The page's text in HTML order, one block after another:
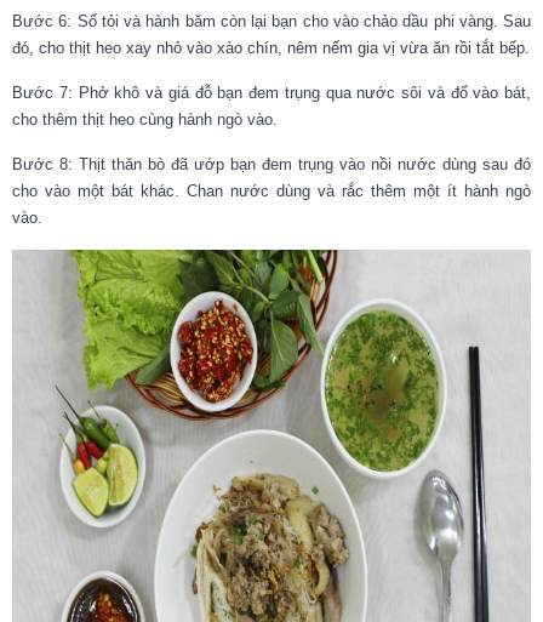
Bước 6: Số tỏi và hành băm còn lại bạn cho vào chảo dầu phi vàng. Sau
đó, cho thịt heo xay nhỏ vào xào chín, nêm nếm gia vị vừa ăn rồi tắt bếp.
Bước 7: Phở khô và giá đỗ bạn đem trụng qua nước sôi và đổ vào bát,
cho thêm thịt heo cùng hành ngò vào.
Bước 8: Thịt thăn bò đã ướp bạn đem trụng vào nồi nước dùng sau đó
cho vào một bát khác. Chan nước dùng và rắc thêm một ít hành ngò
vào.